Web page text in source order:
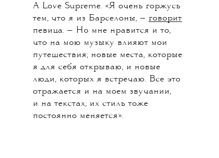
A Love Supreme. «Я очень горжусь
тем, что я из Барселоны, — говорит
певица. — Но мне нравится и то,
что на мою музыку влияют мои
путешествия; новые места, которые
я для себя открываю, и новые
люди, которых я встречаю. Все это
отражается и на моем звучании,
и на текстах, их стиль тоже
постоянно меняется».